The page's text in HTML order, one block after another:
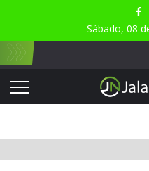
Sábado, 08